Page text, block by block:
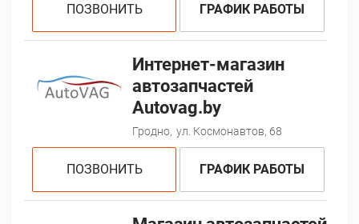
ПОЗВОНИТЬ ГРАФИК РАБОТЫ
Интернет-магазин
автозапчастей
Autovag.by
Гродно, ул. Космонавтов, 68
ПОЗВОНИТЬ ГРАФИК РАБОТЫ